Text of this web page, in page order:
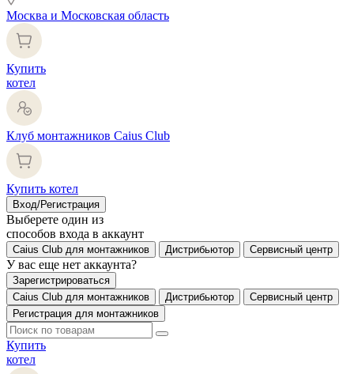
Москва и Московская область
Купить
котел
Клуб монтажников Caius Club
Купить котел
Вход/Регистрация
Выберете один из
способов входа в аккаунт
Caius Club для монтажников Дистрибьютор Сервисный центр
У вас еще нет аккаунта?
Зарегистрироваться
Caius Club для монтажников
Дистрибьютор
Сервисный центр
Регистрация для монтажников
Купить
котел